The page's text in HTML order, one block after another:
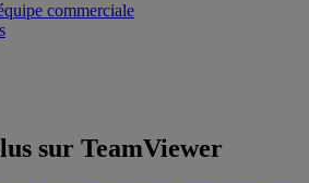
commerciale
sur TeamViewer